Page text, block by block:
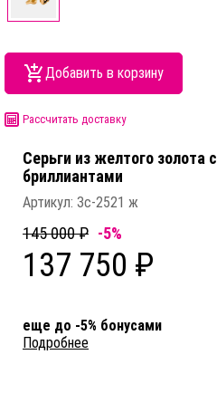
Добавить в корзину
Рассчитать доставку
Серьги из желтого золота c
бриллиантами
Артикул: Зс-2521 ж
145 000 ₽ -5%
137 750 ₽
еще до -5% бонусами
Подробнее